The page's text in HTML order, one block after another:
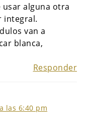
usar alguna otra
integral.
van a
blanca,
Responder
las 6:40 pm